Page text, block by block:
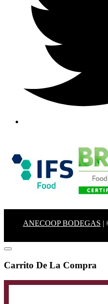
ANECOOP BODEGAS |
Carrito De La Compra